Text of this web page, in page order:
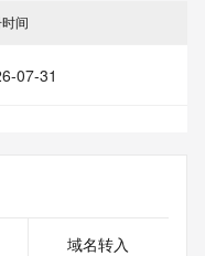
间
07-31
域名转入